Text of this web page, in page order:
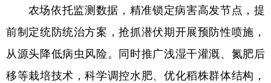
新疆 内蒙古 黑龙江
多语种频道
农场依托监测数据，精准锁定病害高发节点，提
前制定统防统治方案，抢抓潜伏期开展预防性喷施，
从源头降低病虫风险。同时推广浅湿干灌溉、氮肥后
移等栽培技术，科学调控水肥、优化稻株群体结构，